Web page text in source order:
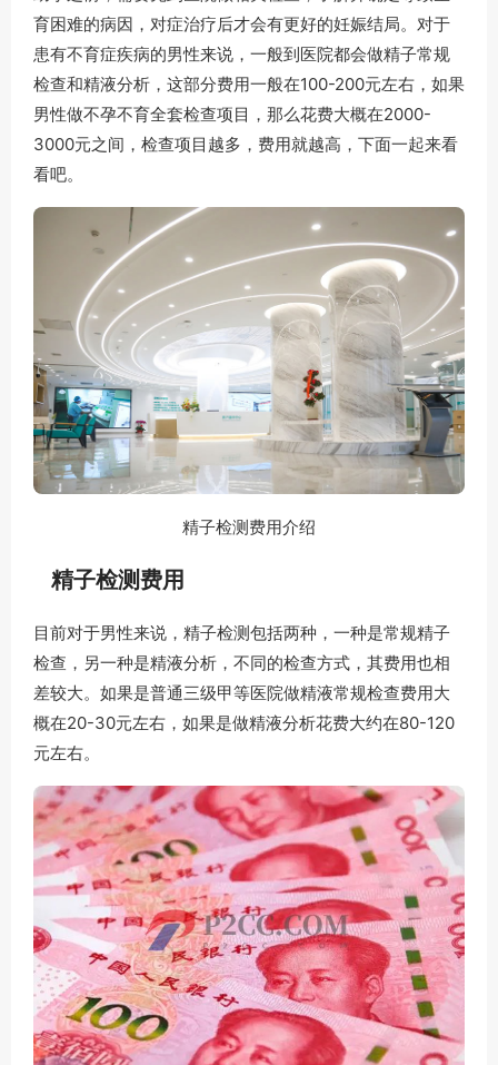
育困难的病因，对症治疗后才会有更好的妊娠结局。对于
患有不育症疾病的男性来说，一般到医院都会做精子常规
检查和精液分析，这部分费用一般在100-200元左右，如果
男性做不孕不育全套检查项目，那么花费大概在2000-
3000元之间，检查项目越多，费用就越高，下面一起来看
看吧。
精子检测费用介绍
精子检测费用
目前对于男性来说，精子检测包括两种，一种是常规精子
检查，另一种是精液分析，不同的检查方式，其费用也相
差较大。如果是普通三级甲等医院做精液常规检查费用大
概在20-30元左右，如果是做精液分析花费大约在80-120
元左右。